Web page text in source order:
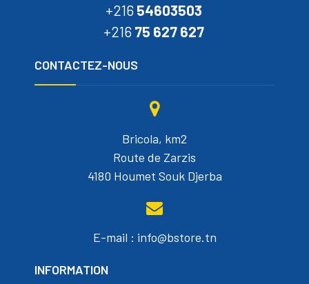
+216 54603503
+216 75 627 627
CONTACTEZ-NOUS
Bricola, km2
Route de Zarzis
4180 Houmet Souk Djerba
E-mail : info@bstore.tn
INFORMATION